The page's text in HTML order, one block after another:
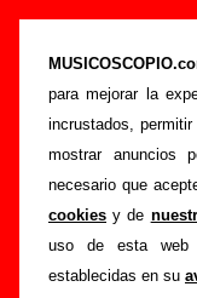
para mejorar la
incrustados,
mostrar anuncios
necesario que
cookies y de
uso de esta web
establecidas en su
“La torre de la
información)
Portada >091 >
Esta página
sobre lacanción
Además de su letra,
autor o los autores,
este tema, sobre la